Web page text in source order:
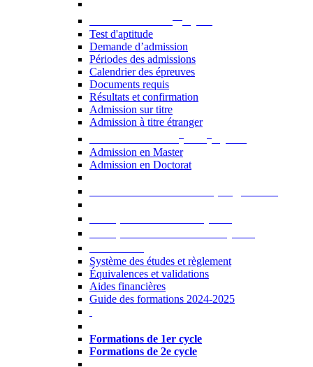
Test d'aptitude
Demande d’admission
Périodes des admissions
Calendrier des épreuves
Documents requis
Résultats et confirmation
Admission sur titre
Admission à titre étranger
Admission en Master
Admission en Doctorat
Système des études et règlement
Équivalences et validations
Aides financières
Guide des formations 2024-2025
Formations de 1er cycle
Formations de 2e cycle